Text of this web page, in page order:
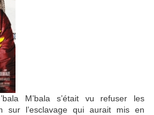
M’bala s’était vu refuser les
sur l’esclavage qui aurait mis en